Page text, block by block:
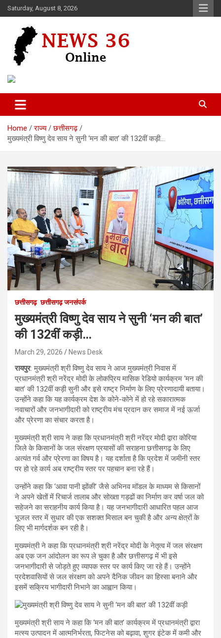
Skip
to
Saturday, August 8, 2026
News 36
Home राज्य
छत्तीसगढ़
मुख्यमंत्री विष्णु देव साय ने सुनी ‘मन की बात’ की 132वीं कड़ी…
छत्तीसगढ़ छत्तीसगढ़ जनसंपर्क
मुख्यमंत्री विष्णु देव साय ने सुनी ‘मन की बात’
की 132वीं कड़ी…
March 29, 2026 News Desk
रायपुर: मुख्यमंत्री श्री विष्णु देव साय ने आज मुख्यमंत्री निवास में
प्रधानमंत्री श्री नरेंद्र मोदी के लोकप्रिय मासिक रेडियो कार्यक्रम ‘मन की
बात’ की 132वीं कड़ी सुनी और इसे राष्ट्र निर्माण के लिए प्रेरणादायी बताया।
उन्होंने कहा कि यह कार्यक्रम देश के कोने-कोने में हो रहे सकारात्मक
नवाचारों और जनभागीदारी को राष्ट्रीय मंच प्रदान कर समाज में नई ऊर्जा
और प्रेरणा का संचार करता है।
मुख्यमंत्री श्री साय ने कहा कि प्रधानमंत्री श्री नरेंद्र मोदी द्वारा कोरिया
जिले के किसानों के जल संरक्षण प्रयासों की सराहना छत्तीसगढ़ के लिए
अत्यंत गर्व और प्रेरणा का विषय है। यह दर्शाता है कि प्रदेश में जमीनी स्तर
पर हो रहे कार्य अब राष्ट्रीय स्तर पर पहचान बना रहे हैं।
उन्होंने कहा कि ‘आवा पानी झोंकी’ जैसे अभिनव मॉडल के माध्यम से किसानों
ने अपने खेतों में रिचार्ज तालाब और सोख्ता गड्ढों का निर्माण कर वर्षा जल को
सहेजने का सराहनीय कार्य किया है। यह जनभागीदारी आधारित पहल आज
भूजल स्तर में सुधार की एक सशक्त मिसाल बन चुकी है और अन्य क्षेत्रों के
लिए भी मार्गदर्शक बन रही है।
मुख्यमंत्री ने कहा कि प्रधानमंत्री श्री नरेंद्र मोदी के नेतृत्व में जल संरक्षण
अब एक जन आंदोलन का रूप ले चुका है और छत्तीसगढ़ में भी इसे
जनभागीदारी से जोड़ते हुए व्यापक स्तर पर कार्य किए जा रहे हैं। उन्होंने
प्रदेशवासियों से जल संरक्षण को अपने दैनिक जीवन का हिस्सा बनाने और
इसमें सक्रिय भागीदारी निभाने का आह्वान किया।
मुख्यमंत्री श्री साय ने कहा कि ‘मन की बात’ कार्यक्रम में प्रधानमंत्री द्वारा
मत्स्य उत्पादन में आत्मनिर्भरता, फिटनेस को बढ़ावा, शुगर इंटेक में कमी और